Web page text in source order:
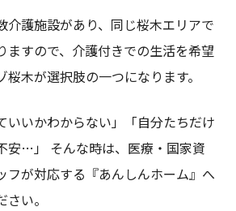
介護施設があり、同じ桜木エリアで
ますので、介護付きでの生活を希望
木が選択肢の一つになります。
いいかわからない」「自分たちだけ
安…」 そんな時は、医療・国家資
フが対応する『あんしんホーム』へ
い。